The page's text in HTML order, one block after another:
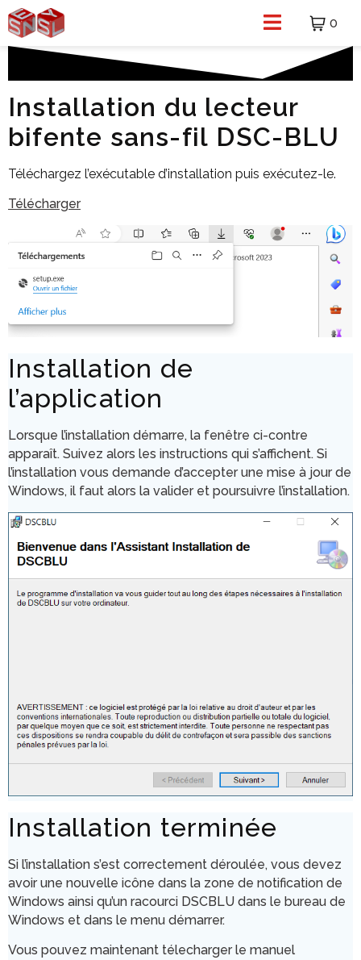
0
Installation du lecteur
bifente sans-fil DSC-BLU
Téléchargez l’exécutable d’installation puis exécutez-le.
Télécharger
Installation de
l’application
Lorsque l’installation démarre, la fenêtre ci-contre
apparaît. Suivez alors les instructions qui s’affichent. Si
l’installation vous demande d’accepter une mise à jour de
Windows, il faut alors la valider et poursuivre l’installation.
Installation terminée
Si l’installation s’est correctement déroulée, vous devez
avoir une nouvelle icône dans la zone de notification de
Windows ainsi qu’un racourci DSCBLU dans le bureau de
Windows et dans le menu démarrer.
Vous pouvez maintenant télecharger le manuel